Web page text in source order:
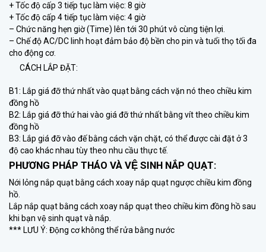
+ Tốc độ cấp 3 tiếp tục làm việc: 8 giờ
+ Tốc độ cấp 4 tiếp tục làm việc: 4 giờ
– Chức năng hẹn giờ (Time) lên tới 30 phút vô cùng tiện lợi.
– Chế độ AC/DC linh hoạt đảm bảo độ bền cho pin và tuổi thọ tối đa
cho động cơ.
CÁCH LẮP ĐẶT:
B1: Lắp giá đỡ thứ nhất vào quạt bằng cách vặn nó theo chiều kim
đồng hồ
B2: Lắp giá đỡ thứ hai vào giá đỡ thứ nhất bằng vít theo chiều kim
đồng hồ
B3: Lắp giá đỡ vào đế bằng cách vặn chặt, có thể được cài đặt ở 3
độ cao khác nhau tùy theo nhu cầu thực tế.
PHƯƠNG PHÁP THÁO VÀ VỆ SINH NẮP QUẠT:
Nới lỏng nắp quạt bằng cách xoay nắp quạt ngược chiều kim đồng
hồ.
Lắp nắp quạt bằng cách xoay nắp quạt theo chiều kim đồng hồ sau
khi bạn vệ sinh quạt và nắp.
*** LƯU Ý: Động cơ không thể rửa bằng nước